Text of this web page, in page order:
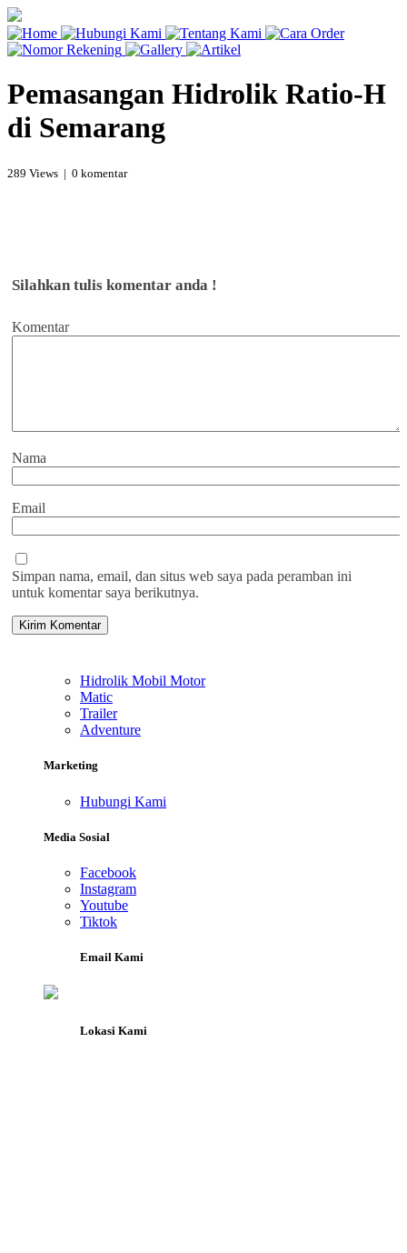
Pemasangan Hidrolik Ratio-H
di Semarang
289 Views | 0 komentar
Silahkan tulis komentar anda !
Komentar
Nama
Email
Simpan nama, email, dan situs web saya pada peramban ini
untuk komentar saya berikutnya.
Hidrolik Mobil Motor
Matic
Trailer
Adventure
Marketing
Hubungi Kami
Media Sosial
Facebook
Instagram
Youtube
Tiktok
Email Kami
Lokasi Kami